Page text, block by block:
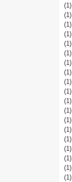
(1)
(1)
(1)
(1)
(1)
(1)
(1)
(1)
(1)
(1)
(1)
(1)
(1)
(1)
(1)
(1)
(1)
(1)
(1)